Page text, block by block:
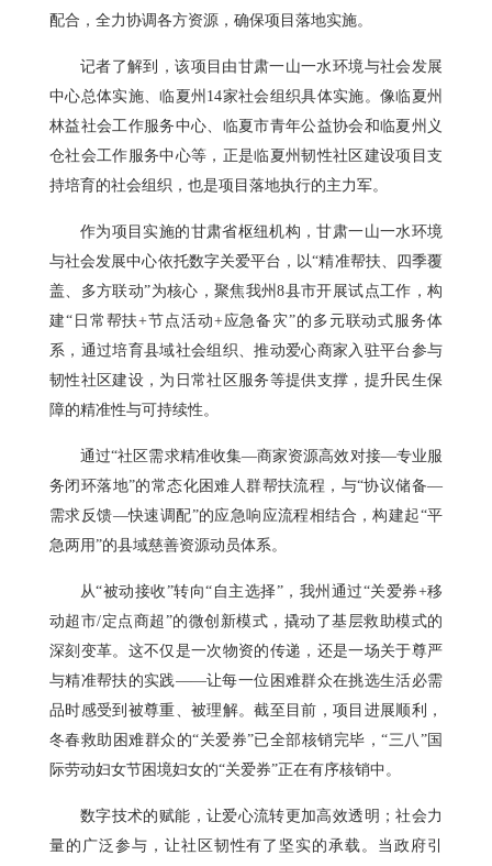
配合，全力协调各方资源，确保项目落地实施。
记者了解到，该项目由甘肃一山一水环境与社会发展
中心总体实施、临夏州14家社会组织具体实施。像临夏州
林益社会工作服务中心、临夏市青年公益协会和临夏州义
仓社会工作服务中心等，正是临夏州韧性社区建设项目支
持培育的社会组织，也是项目落地执行的主力军。
作为项目实施的甘肃省枢纽机构，甘肃一山一水环境
与社会发展中心依托数字关爱平台，以“精准帮扶、四季覆
盖、多方联动”为核心，聚焦我州8县市开展试点工作，构
建“日常帮扶+节点活动+应急备灾”的多元联动式服务体
系，通过培育县域社会组织、推动爱心商家入驻平台参与
韧性社区建设，为日常社区服务等提供支撑，提升民生保
障的精准性与可持续性。
通过“社区需求精准收集—商家资源高效对接—专业服
务闭环落地”的常态化困难人群帮扶流程，与“协议储备—
需求反馈—快速调配”的应急响应流程相结合，构建起“平
急两用”的县域慈善资源动员体系。
从“被动接收”转向“自主选择”，我州通过“关爱券+移
动超市/定点商超”的微创新模式，撬动了基层救助模式的
深刻变革。这不仅是一次物资的传递，还是一场关于尊严
与精准帮扶的实践——让每一位困难群众在挑选生活必需
品时感受到被尊重、被理解。截至目前，项目进展顺利，
冬春救助困难群众的“关爱券”已全部核销完毕，“三八”国
际劳动妇女节困境妇女的“关爱券”正在有序核销中。
数字技术的赋能，让爱心流转更加高效透明；社会力
量的广泛参与，让社区韧性有了坚实的承载。当政府引